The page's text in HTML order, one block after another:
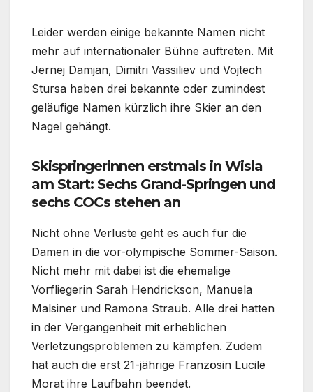
Leider werden einige bekannte Namen nicht
mehr auf internationaler Bühne auftreten. Mit
Jernej Damjan, Dimitri Vassiliev und Vojtech
Stursa haben drei bekannte oder zumindest
geläufige Namen kürzlich ihre Skier an den
Nagel gehängt.
Skispringerinnen erstmals in Wisla
am Start: Sechs Grand-Springen und
sechs COCs stehen an
Nicht ohne Verluste geht es auch für die
Damen in die vor-olympische Sommer-Saison.
Nicht mehr mit dabei ist die ehemalige
Vorfliegerin Sarah Hendrickson, Manuela
Malsiner und Ramona Straub. Alle drei hatten
in der Vergangenheit mit erheblichen
Verletzungsproblemen zu kämpfen. Zudem
hat auch die erst 21-jährige Französin Lucile
Morat ihre Laufbahn beendet.